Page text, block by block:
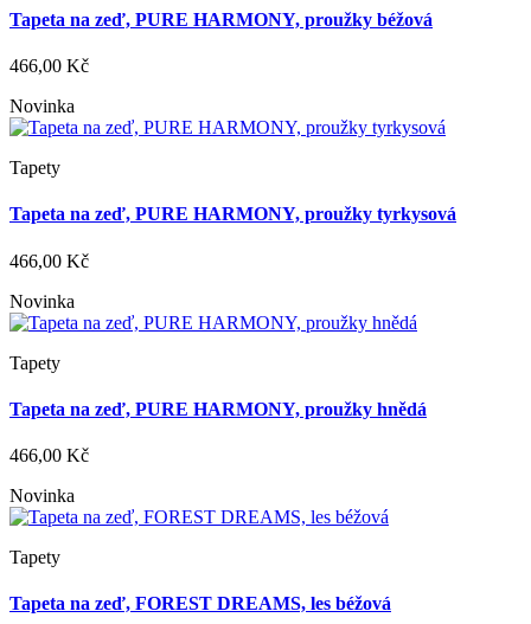
Tapeta na zeď, PURE HARMONY, proužky béžová
466,00 Kč
Novinka
Tapety
Tapeta na zeď, PURE HARMONY, proužky tyrkysová
466,00 Kč
Novinka
Tapety
Tapeta na zeď, PURE HARMONY, proužky hnědá
466,00 Kč
Novinka
Tapety
Tapeta na zeď, FOREST DREAMS, les béžová